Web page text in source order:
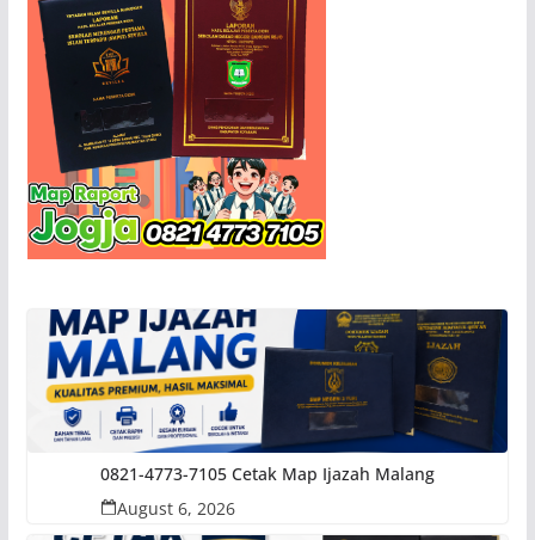
0821-4773-7105 Cetak Map Ijazah Malang
August 6, 2026